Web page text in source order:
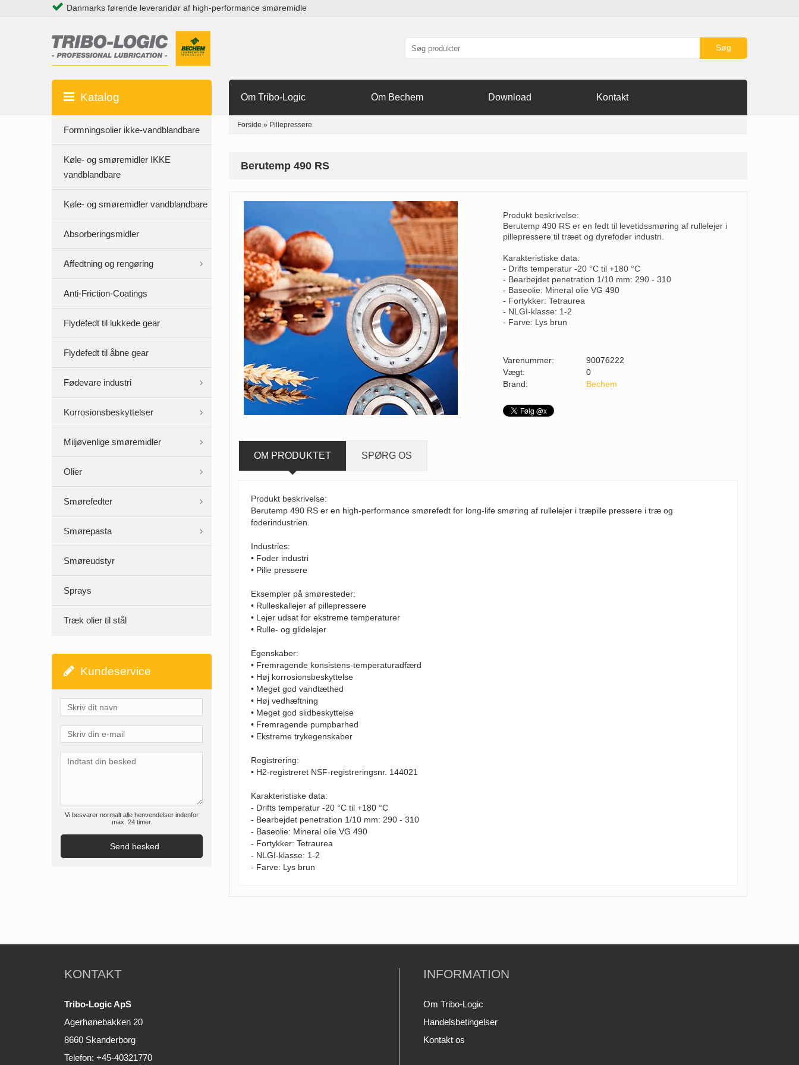
Danmarks førende leverandør af high-performance smøremidle
Søg
Katalog
Formningsolier ikke-vandblandbare
Køle- og smøremidler IKKE
vandblandbare
Køle- og smøremidler vandblandbare
Absorberingsmidler
Affedtning og rengøring
Anti-Friction-Coatings
Flydefedt til lukkede gear
Flydefedt til åbne gear
Fødevare industri
Korrosionsbeskyttelser
Miljøvenlige smøremidler
Olier
Smørefedter
Smørepasta
Smøreudstyr
Sprays
Træk olier til stål
Kundeservice
Vi besvarer normalt alle henvendelser indenfor
max. 24 timer.
Om Tribo-Logic Om Bechem Download Kontakt
Forside » Pillepressere
Berutemp 490 RS
Produkt beskrivelse:
Berutemp 490 RS er en fedt til levetidssmøring af rullelejer i
pillepressere til træet og dyrefoder industri.
Karakteristiske data:
- Drifts temperatur -20 °C til +180 °C
- Bearbejdet penetration 1/10 mm: 290 - 310
- Baseolie: Mineral olie VG 490
- Fortykker: Tetraurea
- NLGI-klasse: 1-2
- Farve: Lys brun
90076222
Varenummer:
0
Vægt:
Bechem
Brand:
OM PRODUKTET SPØRG OS
Produkt beskrivelse:
Berutemp 490 RS er en high-performance smørefedt for long-life smøring af rullelejer i træpille pressere i træ og
foderindustrien.
Industries:
• Foder industri
• Pille pressere
Eksempler på smøresteder:
• Rulleskallejer af pillepressere
• Lejer udsat for ekstreme temperaturer
• Rulle- og glidelejer
Egenskaber:
• Fremragende konsistens-temperaturadfærd
• Høj korrosionsbeskyttelse
• Meget god vandtæthed
• Høj vedhæftning
• Meget god slidbeskyttelse
• Fremragende pumpbarhed
• Ekstreme trykegenskaber
Registrering:
• H2-registreret NSF-registreringsnr. 144021
Karakteristiske data:
- Drifts temperatur -20 °C til +180 °C
- Bearbejdet penetration 1/10 mm: 290 - 310
- Baseolie: Mineral olie VG 490
- Fortykker: Tetraurea
- NLGI-klasse: 1-2
- Farve: Lys brun
KONTAKT
Tribo-Logic ApS
Agerhønebakken 20
8660 Skanderborg
Telefon: +45-40321770
INFORMATION
Om Tribo-Logic
Handelsbetingelser
Kontakt os